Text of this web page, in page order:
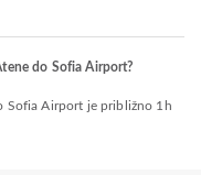
do Sofia Airport?